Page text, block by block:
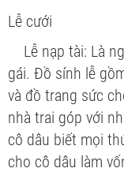
Lễ cưới
Lễ nạp tài: Là
gái. Đồ sính lễ
và đồ trang sức
nhà trai góp với
cô dâu biết mọi
cho cô dâu làm